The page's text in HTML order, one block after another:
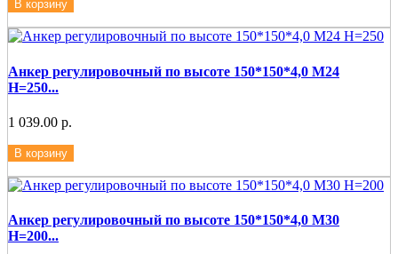
В корзину
Анкер регулировочный по высоте 150*150*4,0 М24
Н=250...
1 039.00 р.
В корзину
Анкер регулировочный по высоте 150*150*4,0 М30
Н=200...